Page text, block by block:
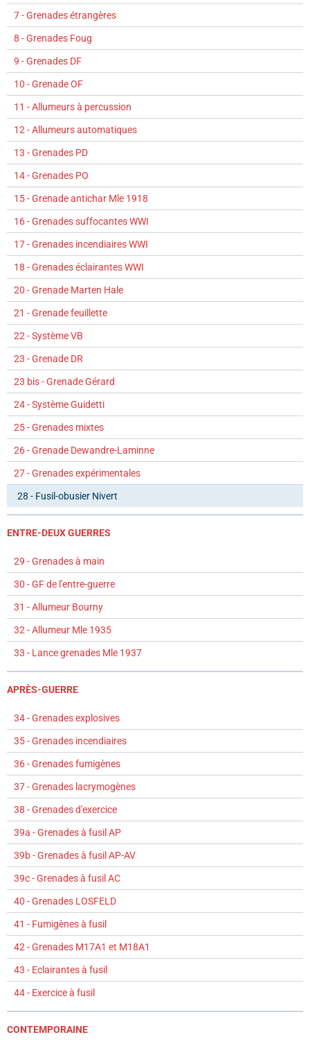
7 - Grenades étrangères
8 - Grenades Foug
9 - Grenades DF
10 - Grenade OF
11 - Allumeurs à percussion
12 - Allumeurs automatiques
13 - Grenades PD
14 - Grenades PO
15 - Grenade antichar Mle 1918
16 - Grenades suffocantes WWI
17 - Grenades incendiaires WWI
18 - Grenades éclairantes WWI
20 - Grenade Marten Hale
21 - Grenade feuillette
22 - Système VB
23 - Grenade DR
23 bis - Grenade Gérard
24 - Système Guidetti
25 - Grenades mixtes
26 - Grenade Dewandre-Laminne
27 - Grenades expérimentales
28 - Fusil-obusier Nivert
ENTRE-DEUX GUERRES
29 - Grenades à main
30 - GF de l'entre-guerre
31 - Allumeur Bourny
32 - Allumeur Mle 1935
33 - Lance grenades Mle 1937
APRÈS-GUERRE
34 - Grenades explosives
35 - Grenades incendiaires
36 - Grenades fumigènes
37 - Grenades lacrymogènes
38 - Grenades d'exercice
39a - Grenades à fusil AP
39b - Grenades à fusil AP-AV
39c - Grenades à fusil AC
40 - Grenades LOSFELD
41 - Fumigènes à fusil
42 - Grenades M17A1 et M18A1
43 - Eclairantes à fusil
44 - Exercice à fusil
CONTEMPORAINE